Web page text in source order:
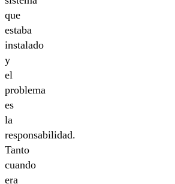
que
estaba
instalado
y
el
problema
es
la
responsabilidad.
Tanto
cuando
era